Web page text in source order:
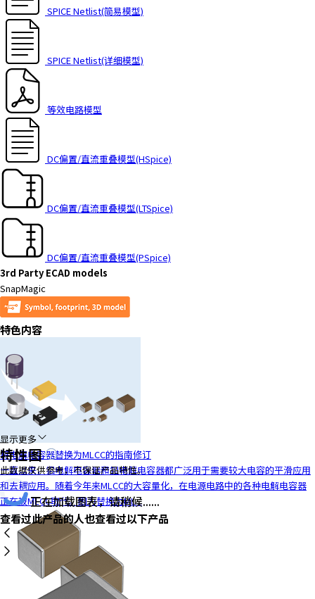
a
e
r
o
h
e
l
p
y
n
g
a
t
e
a
n
d
SPICE Netlist(简易模型)
SPICE Netlist(详细模型)
等效电路模型
DC偏置/直流重叠模型(HSpice)
DC偏置/直流重叠模型(LTSpice)
DC偏置/直流重叠模型(PSpice)
3rd Party ECAD models
SnapMagic
特色内容
将电解电容器替换为MLCC的指南修订
一直以来，铝电解电容器和钽电解电容器都广泛用于需要较大电容的平滑应用
和去耦应用。随着今年来MLCC的大容量化，在电源电路中的各种电解电容器
正在被MLCC取代。因为替换为ML...
显示更多
特性图
此数据仅供参考，不保证产品特性。
正在加载图表，请稍候......
查看过此产品的人也查看过以下产品